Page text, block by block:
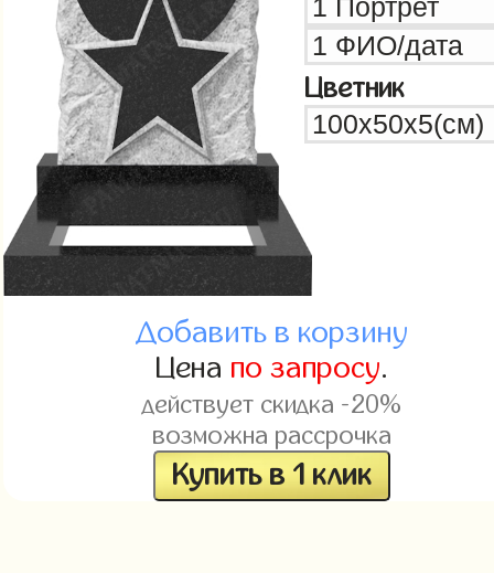
Цветник
Добавить в корзину
Цена по запросу.
действует скидка -20%
возможна рассрочка
Купить в 1 клик